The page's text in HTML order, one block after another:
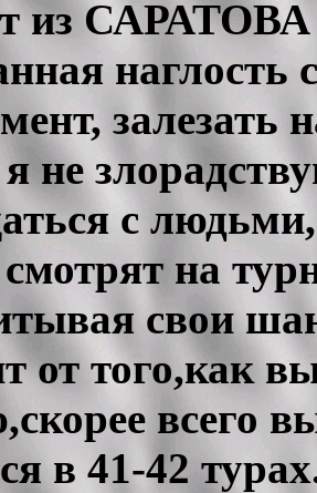
из
наглость
залезать
не
с
на
свои
от того,как
всего
в 41-42